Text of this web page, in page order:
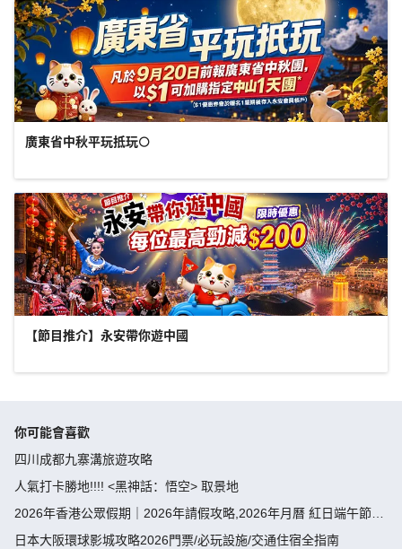
廣東省中秋平玩抵玩🌕
【節目推介】永安帶你遊中國
你可能會喜歡
四川成都九寨溝旅遊攻略
人氣打卡勝地!!!! <黑神話：悟空> 取景地
2026年香港公眾假期｜2026年請假攻略,2026年月曆 紅日端午節請
假攻略請4放9-public holiday 2026
日本大阪環球影城攻略2026門票/必玩設施/交通住宿全指南